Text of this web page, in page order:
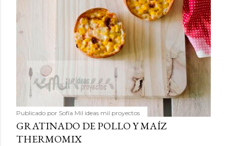
Publicado por Sofía Mil ideas mil proyectos
GRATINADO DE POLLO Y MAÍZ
THERMOMIX